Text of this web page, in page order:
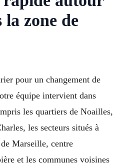
la zone de
pour un changement de
équipe intervient dans
les quartiers de Noailles,
les secteurs situés à
Marseille, centre
et les communes voisines